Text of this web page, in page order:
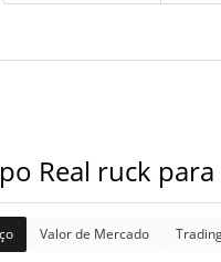
Real ruck para
Valor de Mercado